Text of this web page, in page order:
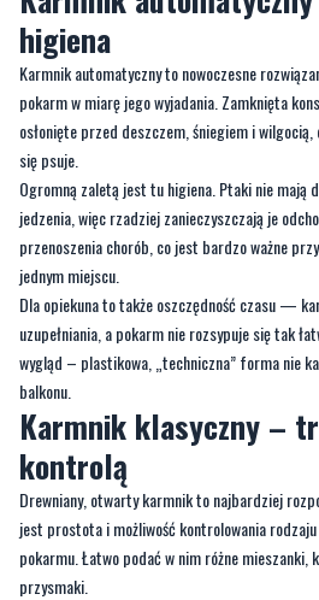
pokarm w miarę jego wyjadania. Zamknięta
osłonięte przed deszczem, śniegiem i wilgocią,
się psuje.
Ogromną zaletą jest tu higiena. Ptaki nie mają
jedzenia, więc rzadziej zanieczyszczają je
przenoszenia chorób, co jest bardzo ważne
jednym miejscu.
Dla opiekuna to także oszczędność czasu —
uzupełniania, a pokarm nie rozsypuje się tak
wygląd – plastikowa, „techniczna” forma nie
balkonu.
Karmnik klasyczny –
kontrolą
Drewniany, otwarty karmnik to najbardziej
jest prostota i możliwość kontrolowania rodzaju
pokarmu. Łatwo podać w nim różne mieszanki,
przysmaki.
Estetycznie świetnie wpisuje się w ogród,
Niestety, otwarta konstrukcja oznacza, że
śnieg i wilgoć. Szybciej się psuje i może